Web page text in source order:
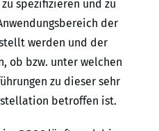
spezifizieren und zu
der
werden und der
ob bzw. unter welchen
zu dieser sehr
betroffen ist.